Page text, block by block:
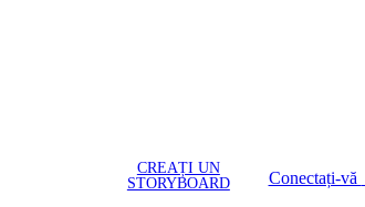
CREAȚI UN
STORYBOARD
Conectați-vă